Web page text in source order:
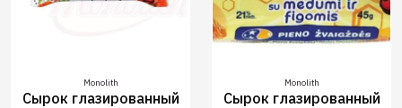
Monolith
Сырок глазированный
Monolith
Сырок глазированный